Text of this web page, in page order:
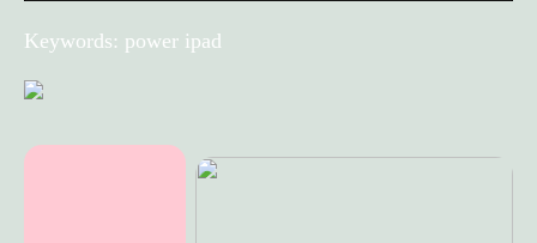
Keywords: power ipad